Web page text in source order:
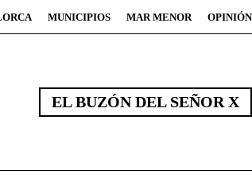
MUNICIPIOS MAR MENOR OPINIÓN
EL BUZÓN DEL SEÑOR X